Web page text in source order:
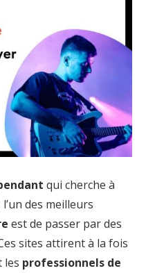
qui cherche à
l’un des meilleurs
est de passer par des
sites attirent à la fois
les professionnels de